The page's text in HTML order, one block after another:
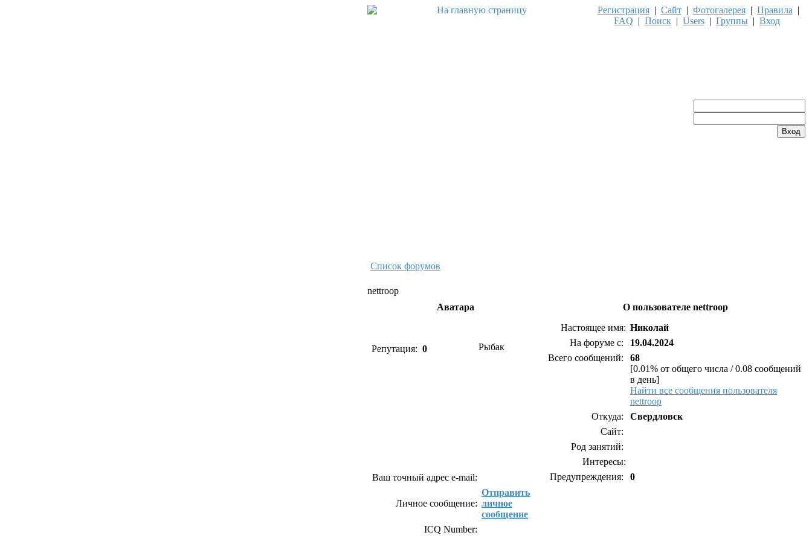
Регистрация| Сайт| Фотогалерея| Правила |
FAQ | Поиск | Users | Группы | Вход
Список форумов
nettroop
Аватара
О пользователе nettroop
Рыбак
Репутация: 0
Настоящее имя: Николай
На форуме с:
19.04.2024
Всего сообщений:
68
[0.01% от общего числа / 0.08 сообщений
в день]
Найти все сообщения пользователя
nettroop
Откуда:
Свердловск
Сайт:
Род занятий:
Интересы:
Предупреждения:
0
Ваш точный адрес e-mail:
Личное сообщение:
Отправить
личное
сообщение
ICQ Number: